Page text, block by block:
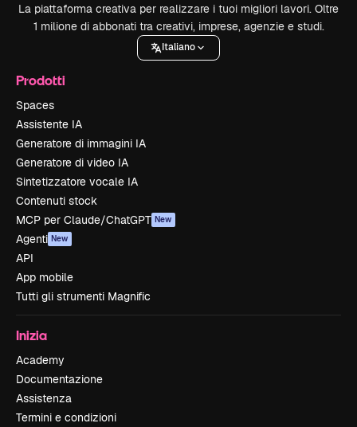
La piattaforma creativa per realizzare i tuoi migliori lavori. Oltre
1 milione di abbonati tra creativi, imprese, agenzie e studi.
Italiano
Prodotti
Spaces
Assistente IA
Generatore di immagini IA
Generatore di video IA
Sintetizzatore vocale IA
Contenuti stock
MCP per Claude/ChatGPT New
Agenti New
API
App mobile
Tutti gli strumenti Magnific
Inizia
Academy
Documentazione
Assistenza
Termini e condizioni